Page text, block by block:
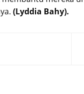
(Lyddia Bahy).